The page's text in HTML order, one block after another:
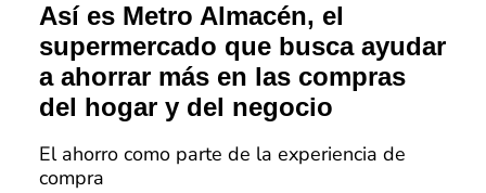
Así es Metro Almacén, el
supermercado que busca ayudar
a ahorrar más en las compras
del hogar y del negocio
El ahorro como parte de la experiencia de
compra